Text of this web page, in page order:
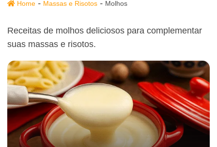
Home - Massas e Risotos - Molhos
Receitas de molhos deliciosos para complementar
suas massas e risotos.